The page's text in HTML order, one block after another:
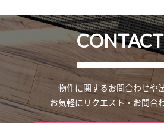
物件に関するお問合わせや
お気軽にリクエスト・お問合